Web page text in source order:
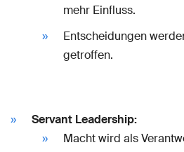
mehr Einfluss.
Entscheidungen
getroffen.
Servant Leadership:
Macht wird als